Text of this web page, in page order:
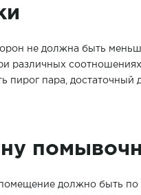
не должна быть
различных
пара, достаточный
помещение должно быть